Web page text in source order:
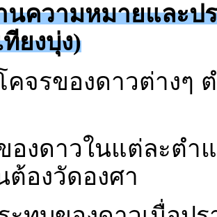
นความหมายและ
ยงบุ่ง)
คจรของดาวต่างๆ
องดาวในแต่ละตำ
ต้องวัดองศา